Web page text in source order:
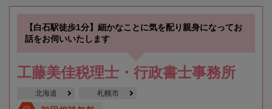
【白石駅徒歩1分】細かなことに気を配り親身になってお
話をお伺いいたします
工藤美佳税理士・行政書士事務所
北海道 札幌市